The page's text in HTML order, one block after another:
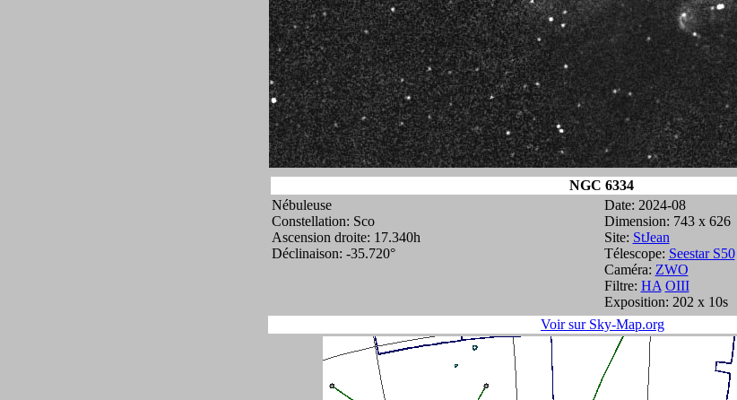
NGC 6334
Nébuleuse
Constellation: Sco
Ascension droite: 17.340h
Déclinaison: -35.720°
Date: 2024-08
Dimension: 743 x 626
Site: StJean
Télescope: Seestar S50
Caméra: ZWO
Filtre: HA OIII
Exposition: 202 x 10s
Voir sur Sky-Map.org